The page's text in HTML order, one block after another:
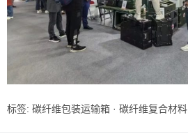
标签: 碳纤维包装运输箱 · 碳纤维复合材料